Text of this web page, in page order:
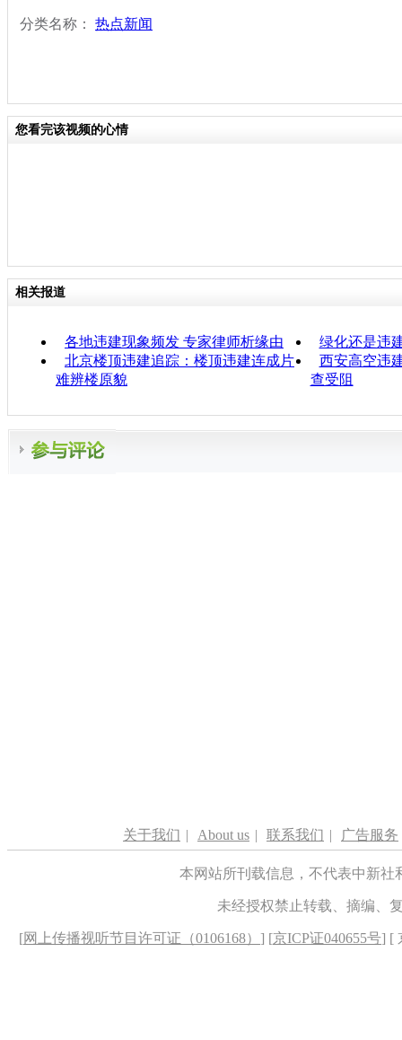
分类名称： 热点新闻
您看完该视频的心情
相关报道
各地违建现象频发 专家律师析缘由
绿化还是违
北京楼顶违建追踪：楼顶违建连成片
难辨楼原貌
西安高空违
查受阻
关于我们 | About us | 联系我们 | 广告服务
本网站所刊载信息，不代表中新
未经授权禁止转载、摘编、
[网上传播视听节目许可证（0106168） ] [京ICP证040655号] [